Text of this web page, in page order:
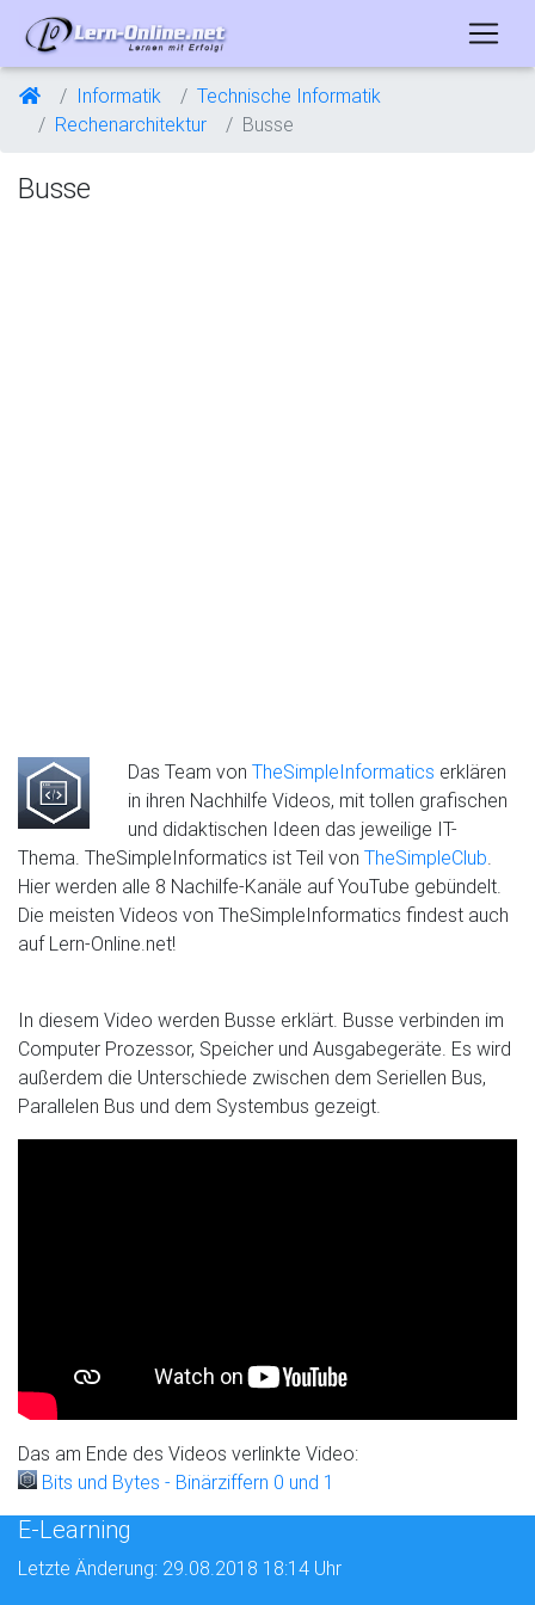
Informatik
Technische Informatik
Rechenarchitektur
Busse
Busse
Das Team von TheSimpleInformatics erklären
in ihren Nachhilfe Videos, mit tollen grafischen
und didaktischen Ideen das jeweilige IT-
Thema. TheSimpleInformatics ist Teil von TheSimpleClub.
Hier werden alle 8 Nachilfe-Kanäle auf YouTube gebündelt.
Die meisten Videos von TheSimpleInformatics findest auch
auf Lern-Online.net!
In diesem Video werden Busse erklärt. Busse verbinden im
Computer Prozessor, Speicher und Ausgabegeräte. Es wird
außerdem die Unterschiede zwischen dem Seriellen Bus,
Parallelen Bus und dem Systembus gezeigt.
Das am Ende des Videos verlinkte Video:
Bits und Bytes - Binärziffern 0 und 1
E-Learning
Letzte Änderung: 29.08.2018 18:14 Uhr